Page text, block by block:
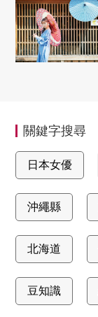
關鍵字搜尋
日本女優
沖繩縣
北海道
豆知識